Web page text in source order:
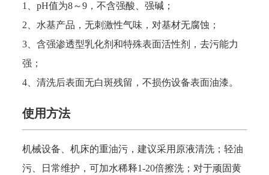
1、pH值为8～9，不含强酸、强碱；
2、水基产品，无刺激性气味，对基材无腐蚀；
3、含强渗透型乳化剂和特殊表面活性剂，去污能力
强；
4、清洗后表面无白斑残留，不损伤设备表面油漆。
使用方法
机械设备、机床的重油污，建议采用原液清洗；轻油
污、日常维护，可加水稀释1-20倍擦洗；对于顽固黄